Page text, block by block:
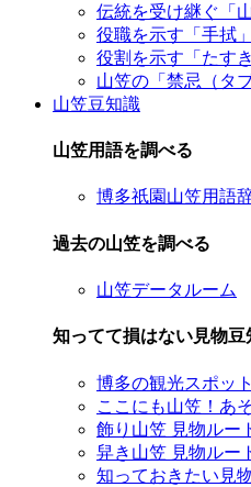
伝統を受け継ぐ「
役職を示す「手拭」
役割を示す「たすき
山笠の「禁忌（タ
山笠豆知識
山笠用語を調べる
博多祇園山笠用語
過去の山笠を調べる
山笠データルーム
知ってて損はない見物豆
博多の観光スポッ
ここにも山笠！あ
飾り山笠 見物ルー
舁き山笠 見物ルー
知っておきたい見